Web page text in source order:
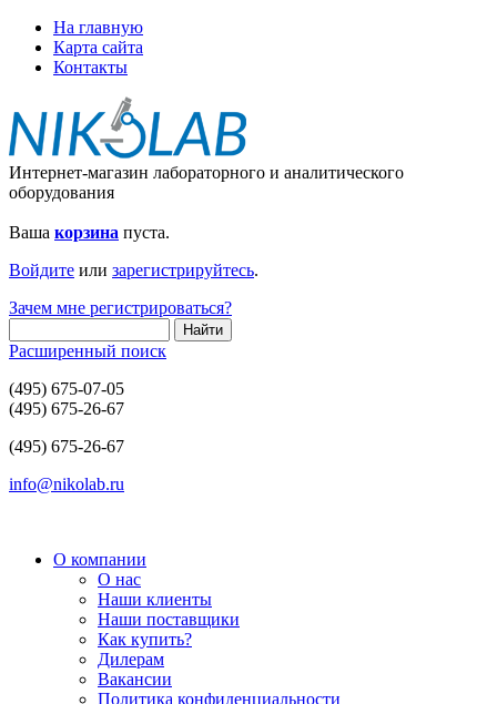
На главную
Карта сайта
Контакты
Интернет-магазин лабораторного и аналитического
оборудования
Ваша корзина пуста.
Войдите или зарегистрируйтесь.
Зачем мне регистрироваться?
Расширенный поиск
(495) 675-07-05
(495) 675-26-67
(495) 675-26-67
info@nikolab.ru
О компании
О нас
Наши клиенты
Наши поставщики
Как купить?
Дилерам
Вакансии
Политика конфиденциальности